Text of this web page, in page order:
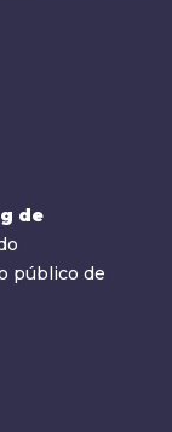
de
público de